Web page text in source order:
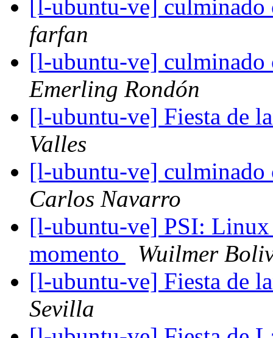
[l-ubuntu-ve]
farfan
[l-ubuntu-ve]
Emerling Rondón
[l-ubuntu-ve] Fiesta de
Valles
[l-ubuntu-ve]
Carlos Navarro
[l-ubuntu-ve] PSI: Linux
momento
Wuilmer
[l-ubuntu-ve] Fiesta de
Sevilla